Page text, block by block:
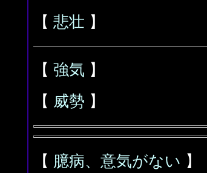
【 悲壮 】
【 強気 】
【 威勢 】
【 臆病、意気がない 】